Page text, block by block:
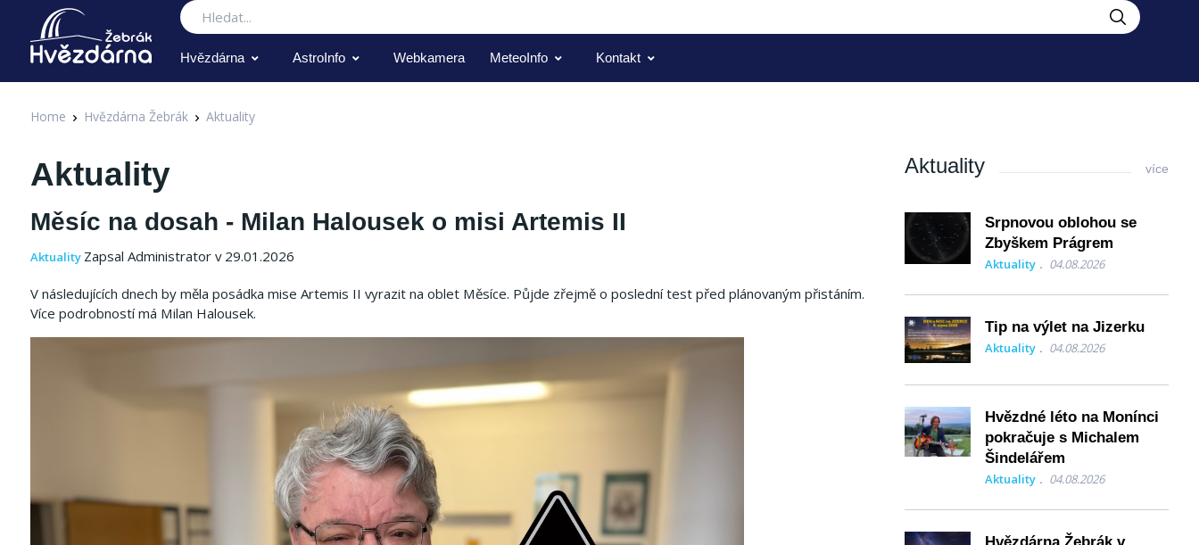
Hledat
Hvězdárna AstroInfo Webkamera MeteoInfo Kontakt
Home Hvězdárna Žebrák Aktuality
Aktuality
Měsíc na dosah - Milan Halousek o misi Artemis II
Aktuality Zapsal Administrator v 29.01.2026
V následujících dnech by měla posádka mise Artemis II vyrazit na oblet Měsíce. Půjde zřejmě o poslední test před plánovaným přistáním.
Více podrobností má Milan Halousek.
Aktuality více
Srpnovou oblohou se
Zbyškem Prágrem
Aktuality 04.08.2026
Tip na výlet na Jizerku
Aktuality 04.08.2026
Hvězdné léto na Monínci
pokračuje s Michalem
Šindelářem
Aktuality 04.08.2026